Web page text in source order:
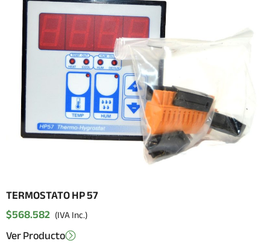
TERMOSTATO HP 57
$568.582 (IVA Inc.)
Ver Producto